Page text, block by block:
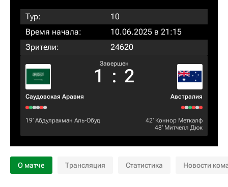
Тур:
10
Время начала:
10.06.2025 в 21:15
Зрители:
24620
Саудовская Аравия
Завершен
1 : 2
Австралия
19‎’‎ Абдулрахман Аль-Обуд 42‎’‎ Коннор Меткалф
48‎’‎ Митчелл Дюк
О матче Трансляция Статистика Новости